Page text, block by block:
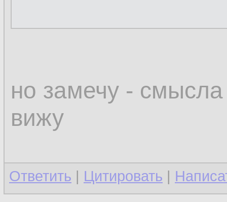
но замечу -
вижу
Ответить | Цитировать |